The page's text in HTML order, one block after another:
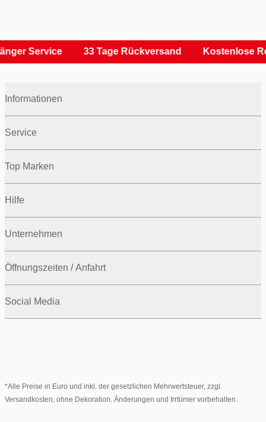
Service 33 Tage Rückversand Kostenlose
Informationen
Service
Top Marken
Hilfe
Unternehmen
Öffnungszeiten / Anfahrt
Social Media
*Alle Preise in Euro und inkl. der gesetzlichen Mehrwertsteuer, zzgl.
Versandkosten, ohne Dekoration. Änderungen und Irrtümer vorbehalten.